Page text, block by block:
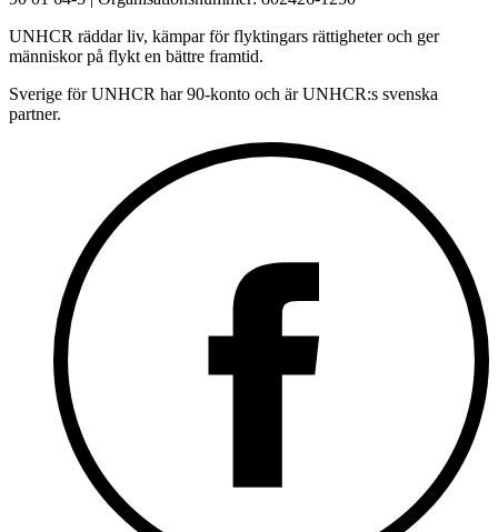
UNHCR räddar liv, kämpar för flyktingars rättigheter och ger
människor på flykt en bättre framtid.
Sverige för UNHCR har 90-konto och är UNHCR:s svenska
partner.